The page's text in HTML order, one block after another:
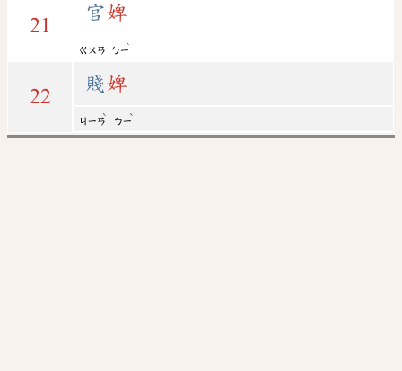
21
官婢
ㄍㄨㄢ ㄅㄧ
ˋ
22
賤婢
ㄐㄧㄢ
ˋ
ㄅㄧ
ˋ